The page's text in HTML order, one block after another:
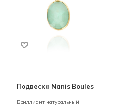
Подвеска Nanis Boules
Бриллиант натуральный,